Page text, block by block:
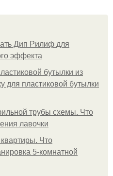
Дип Рилиф для
эффекта
бутылки из
для пластиковой бутылки
трубы схемы. Что
лавочки
Что
5-комнатной